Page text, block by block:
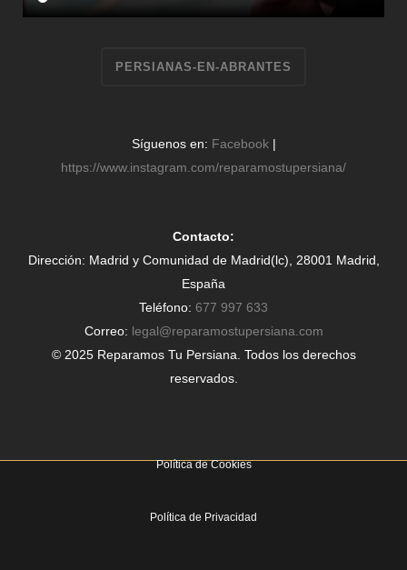
PERSIANAS-EN-ABRANTES
Síguenos en: Facebook|
https://www.instagram.com/reparamostupersiana/
Contacto:
Dirección: Madrid y Comunidad de Madrid(lc), 28001 Madrid,
España
Teléfono: 677 997 633
Correo: legal@reparamostupersiana.com
© 2025 Reparamos Tu Persiana. Todos los derechos
reservados.
Política de Cookies
Política de Privacidad